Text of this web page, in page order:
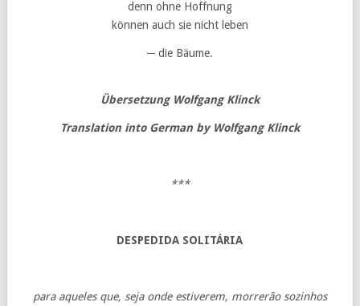
denn ohne Hoffnung
können auch sie nicht leben
─ die Bäume.
Übersetzung Wolfgang Klinck
Translation into German by Wolfgang Klinck
***
DESPEDIDA SOLITÁRIA
para aqueles que, seja onde estiverem, morrerão sozinhos